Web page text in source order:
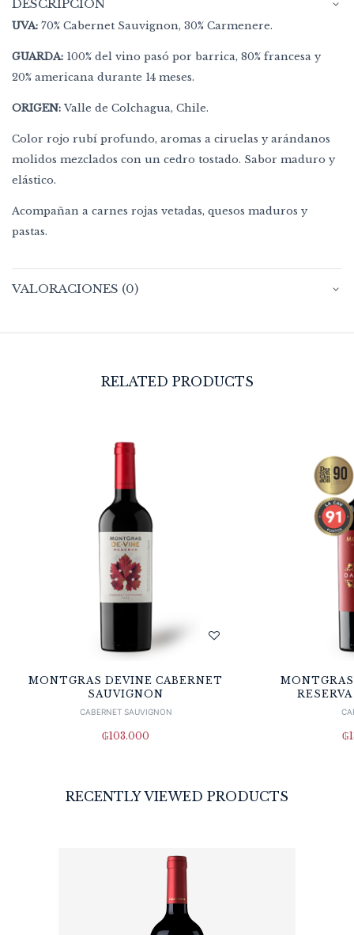
DESCRIPCIÓN
UVA: 70% Cabernet Sauvignon, 30% Carmenere.
GUARDA: 100% del vino pasó por barrica, 80% francesa y
20% americana durante 14 meses.
ORIGEN:Valle de Colchagua, Chile.
Color rojo rubí profundo, aromas a ciruelas y arándanos
molidos mezclados con un cedro tostado. Sabor maduro y
elástico.
Acompañan a carnes rojas vetadas, quesos maduros y
pastas.
VALORACIONES (0)
RELATED PRODUCTS
MONTGRAS DEVINE CABERNET
SAUVIGNON
CABERNET SAUVIGNON
₲103.000 ₲
RECENTLY VIEWED PRODUCTS